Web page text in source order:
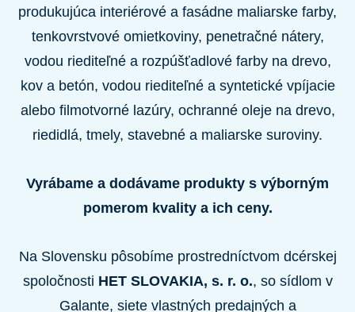
produkujúca interiérové a fasádne maliarske farby,
tenkovrstvové omietkoviny, penetračné nátery,
vodou riediteľné a rozpúšťadlové farby na drevo,
kov a betón, vodou riediteľné a syntetické vpíjacie
alebo filmotvorné lazúry, ochranné oleje na drevo,
riedidlá, tmely, stavebné a maliarske suroviny.
Vyrábame a dodávame produkty s výborným
pomerom kvality a ich ceny.
Na Slovensku pôsobíme prostredníctvom dcérskej
spoločnosti HET SLOVAKIA, s. r. o., so sídlom v
Galante, siete vlastných predajných a